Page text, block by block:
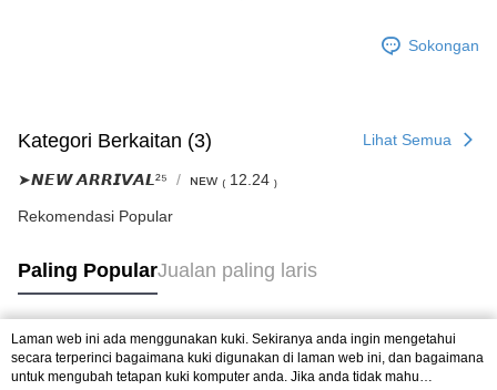
Sokongan
Kategori Berkaitan (3) Lihat Semua
➤𝙉𝙀𝙒 𝘼𝙍𝙍𝙄𝙑𝘼𝙇²⁵ ɴᴇᴡ ₍ 12.24 ₎
Rekomendasi Popular
Paling PopularJualan paling laris
Tag Popular
Laman web ini ada menggunakan kuki. Sekiranya anda ingin mengetahui
secara terperinci bagaimana kuki digunakan di laman web ini, dan bagaimana
untuk mengubah tetapan kuki komputer anda. Jika anda tidak mahu